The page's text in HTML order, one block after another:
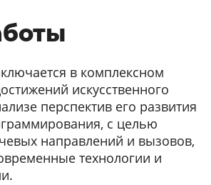
в комплексном
искусственного
перспектив его развития
с целью
направлений и вызовов,
технологии и